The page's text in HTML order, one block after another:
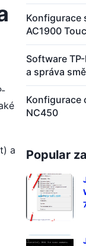
a
Konfigurace
AC1900
Software
a správa
Konfigurace
NC450
Popular